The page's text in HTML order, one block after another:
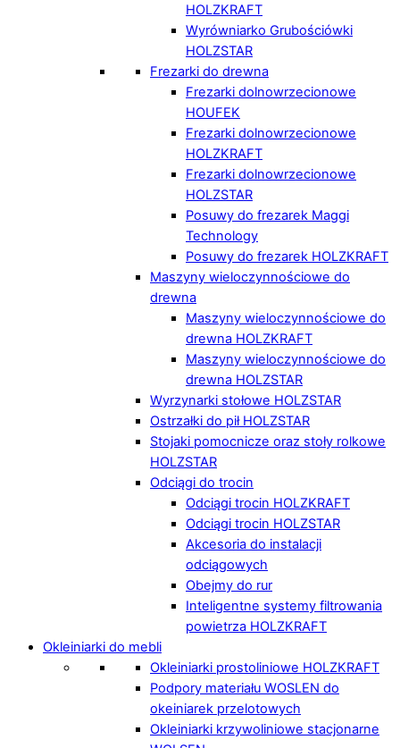
HOLZKRAFT
Wyrówniarko Grubościówki
HOLZSTAR
Frezarki do drewna
Frezarki dolnowrzecionowe
HOUFEK
Frezarki dolnowrzecionowe
HOLZKRAFT
Frezarki dolnowrzecionowe
HOLZSTAR
Posuwy do frezarek Maggi
Technology
Posuwy do frezarek HOLZKRAFT
Maszyny wieloczynnościowe do
drewna
Maszyny wieloczynnościowe do
drewna HOLZKRAFT
Maszyny wieloczynnościowe do
drewna HOLZSTAR
Wyrzynarki stołowe HOLZSTAR
Ostrzałki do pił HOLZSTAR
Stojaki pomocnicze oraz stoły rolkowe
HOLZSTAR
Odciągi do trocin
Odciągi trocin HOLZKRAFT
Odciągi trocin HOLZSTAR
Akcesoria do instalacji
odciągowych
Obejmy do rur
Inteligentne systemy filtrowania
powietrza HOLZKRAFT
Okleiniarki do mebli
Okleiniarki prostoliniowe HOLZKRAFT
Podpory materiału WOSLEN do
okeiniarek przelotowych
Okleiniarki krzywoliniowe stacjonarne